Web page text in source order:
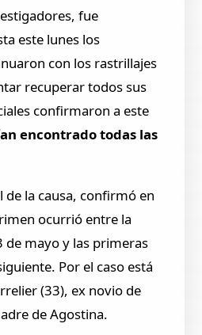
fue
este lunes los
con los rastrillajes
recuperar todos sus
confirmaron a este
encontrado todas las
de la causa, confirmó en
ocurrió entre la
de mayo y las primeras
Por el caso está
(33), ex novio de
de Agostina.